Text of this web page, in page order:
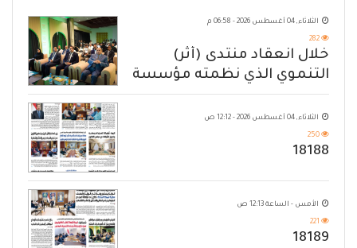
الثلاثاء, 04 أغسطس 2026 - 06:58 م
282
خلال انعقاد منتدى (أثر)
التنموي الذي نظمته مؤسسة
حضرموت
الثلاثاء, 04 أغسطس 2026 - 12:12 ص
250
18188
الأمس - الساعة 12:13 ص
221
18189